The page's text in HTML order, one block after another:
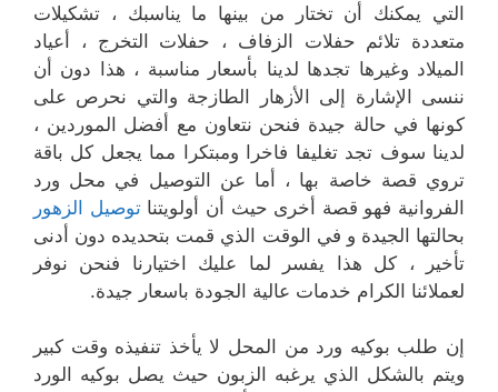
التي يمكنك أن تختار من بينها ما يناسبك ، تشكيلات
متعددة تلائم حفلات الزفاف ، حفلات التخرج ، أعياد
الميلاد وغيرها تجدها لدينا بأسعار مناسبة ، هذا دون أن
ننسى الإشارة إلى الأزهار الطازجة والتي نحرص على
كونها في حالة جيدة فنحن نتعاون مع أفضل الموردين ،
لدينا سوف تجد تغليفا فاخرا ومبتكرا مما يجعل كل باقة
تروي قصة خاصة بها ، أما عن التوصيل في محل ورد
الفروانية فهو قصة أخرى حيث أن أولويتناتوصيل الزهور
بحالتها الجيدة و في الوقت الذي قمت بتحديده دون أدنى
تأخير ، كل هذا يفسر لما عليك اختيارنا فنحن نوفر
لعملائنا الكرام خدمات عالية الجودة باسعار جيدة.
إن طلب بوكيه ورد من المحل لا يأخذ تنفيذه وقت كبير
ويتم بالشكل الذي يرغبه الزبون حيث يصل بوكيه الورد